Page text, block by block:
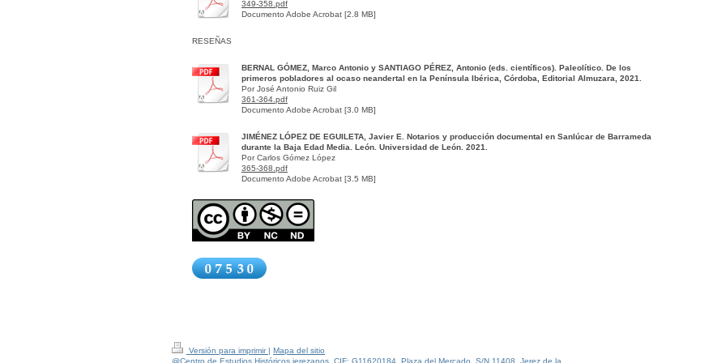
349-358.pdf
Documento Adobe Acrobat [2.8 MB]
RESEÑAS
BERNAL GÓMEZ, Marco Antonio y SANTIAGO PÉREZ, Antonio (eds. científicos). Paleolítico. De los
primeros pobladores al ocaso neandertal en la Península Ibérica, Córdoba, Editorial Almuzara, 2021.
Por José Antonio Ruiz Gil
361-364.pdf
Documento Adobe Acrobat [3.0 MB]
JIMÉNEZ LÓPEZ DE EGUILETA, Javier E. Notarios y producción documental en Sanlúcar de Barrameda
durante la Baja Edad Media. León. Universidad de León. 2021.
Por Carlos Gómez López
365-368.pdf
Documento Adobe Acrobat [3.5 MB]
Versión para imprimir | Mapa del sitio
@Centro de Estudios Históricos jerezanos. CIF: G11620184. Plaza del Mercado, S/N 11408. Jerez de la